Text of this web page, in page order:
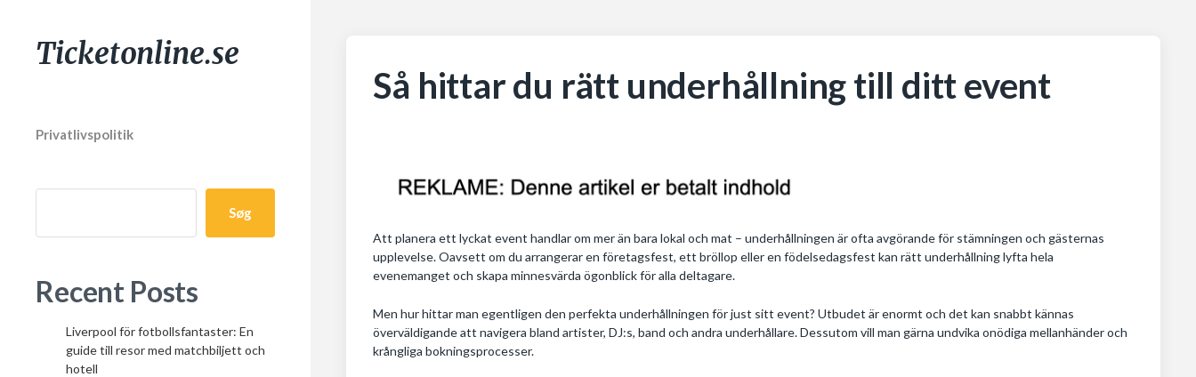
Ticketonline.se
Privatlivspolitik
Søg
Recent Posts
Liverpool för fotbollsfantaster: En
guide till resor med matchbiljett och
hotell
Så hittar du rätt underhållning till ditt event
Att planera ett lyckat event handlar om mer än bara lokal och mat – underhållningen är ofta avgörande för stämningen och gästernas
upplevelse. Oavsett om du arrangerar en företagsfest, ett bröllop eller en födelsedagsfest kan rätt underhållning lyfta hela
evenemanget och skapa minnesvärda ögonblick för alla deltagare.
Men hur hittar man egentligen den perfekta underhållningen för just sitt event? Utbudet är enormt och det kan snabbt kännas
överväldigande att navigera bland artister, DJ:s, band och andra underhållare. Dessutom vill man gärna undvika onödiga mellanhänder och
krångliga bokningsprocesser.